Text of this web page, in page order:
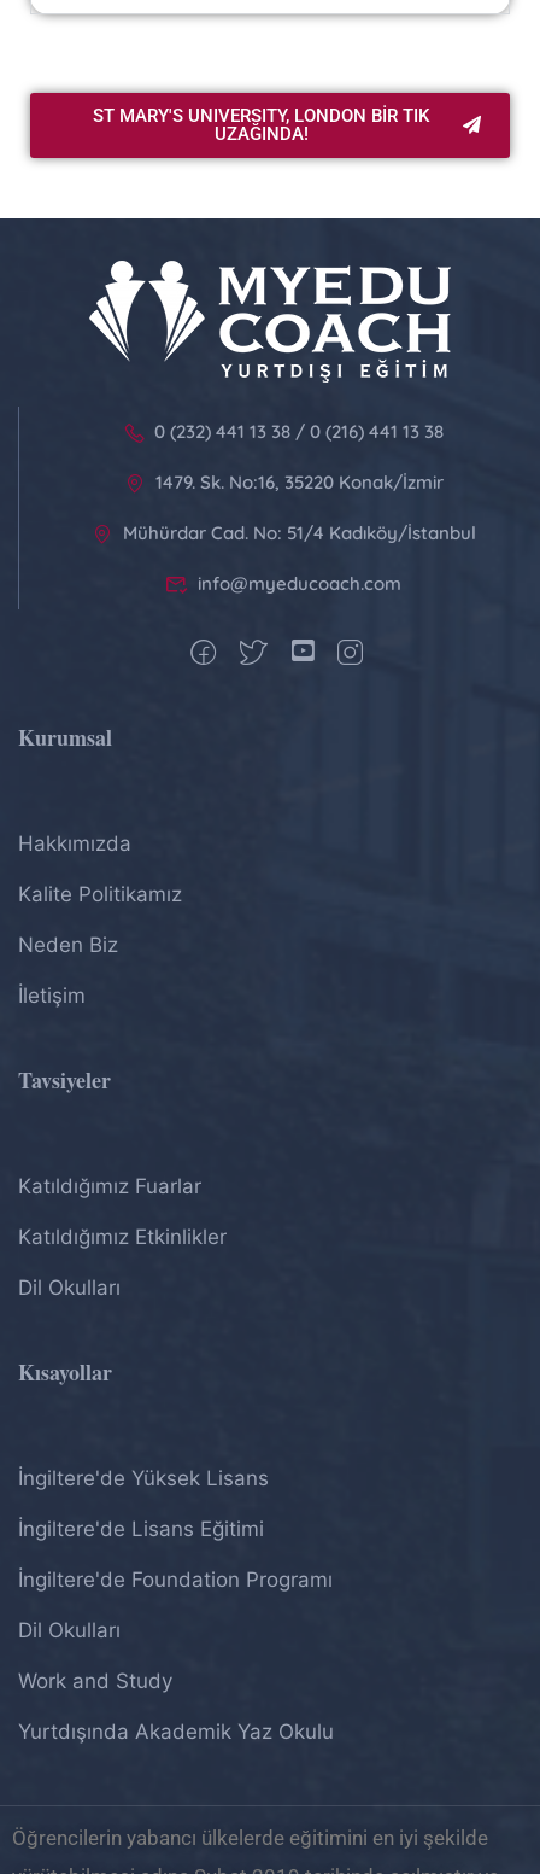
ST MARY'S UNIVERSITY, LONDON BİR TIK
UZAĞINDA!
0 (232) 441 13 38 / 0 (216) 441 13 38
1479. Sk. No:16, 35220 Konak/İzmir
Mühürdar Cad. No: 51/4 Kadıköy/İstanbul
info@myeducoach.com
Kurumsal
Hakkımızda
Kalite Politikamız
Neden Biz
İletişim
Tavsiyeler
Katıldığımız Fuarlar
Katıldığımız Etkinlikler
Dil Okulları
Kısayollar
İngiltere'de Yüksek Lisans
İngiltere'de Lisans Eğitimi
İngiltere'de Foundation Programı
Dil Okulları
Work and Study
Yurtdışında Akademik Yaz Okulu
Öğrencilerin yabancı ülkelerde eğitimini en iyi şekilde